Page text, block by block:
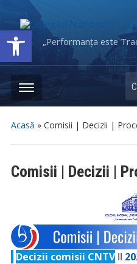
Deschide bara de unelte„Performanța este
Acasă » Comisii | Decizii |
Comisii | Decizii |
Decizii comisii CNTVǀǀ